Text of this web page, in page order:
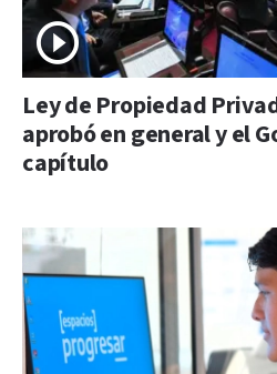
Ley de Propiedad
aprobó en general y el
capítulo